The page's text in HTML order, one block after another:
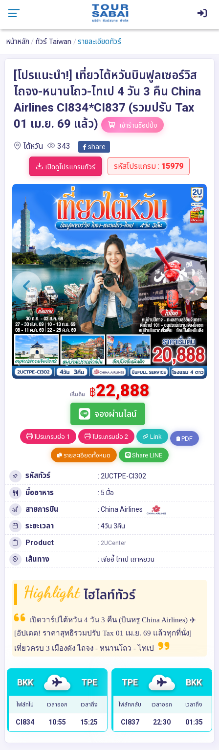
หน้าหลัก ทัวร์ Taiwan รายละเอียดทัวร์
[โปรแนะนำ!] เที่ยวไต้หวันบินฟูลเซอร์วิส
ไถจง-หนานโถว-ไทเป 4 วัน 3 คืน China
Airlines CI834*CI837 (รวมปรับ Tax
01 เม.ย. 69 แล้ว)
เข้าร้านช็อปปิ้ง
ไต้หวัน 343 share
เปิดดูโปรแกรมทัวร์ รหัสโปรแกรม : 15979
เริ่มต้น ฿22,888
จองผ่านไลน์
โปรแกรมย่อ 1 โปรแกรมย่อ 2 Link PDF
รายละเอียดทั้งหมด Share LINE
รหัสทัวร์ : 2UCTPE-CI302
มื้ออาหาร : 5 มื้อ
สายการบิน : China Airlines
ระยะเวลา : 4วัน 3คืน
Product : 2UCenter
เส้นทาง : เจียอี้ ไทเป เถาหยวน
Highlight ไฮไลท์ทัวร์
เปิดวาร์ปไต้หวัน 4 วัน 3 คืน (บินหรู China Airlines) ✈️
[อัปเดต! ราคาสุทธิรวมปรับ Tax 01 เม.ย. 69 แล้วทุกที่นั่ง]
เที่ยวครบ 3 เมืองดัง ไถจง - หนานโถว - ไทเป
BKK TPE
ไฟล์ทไป เวลาออก เวลาถึง
CI834 10:55 15:25
TPE BKK
ไฟล์ทกลับ เวลาออก เวลาถึง
CI837 22:30 01:35